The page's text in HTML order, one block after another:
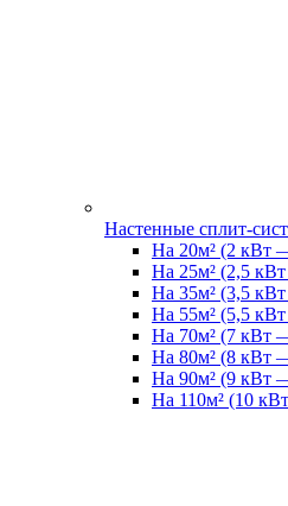
Настенные сплит-
На 20м² (2 кВт
На 25м² (2,5
На 35м² (3,5
На 55м² (5,5
На 70м² (7 кВт
На 80м² (8 кВт
На 90м² (9 кВт
На 110м² (10